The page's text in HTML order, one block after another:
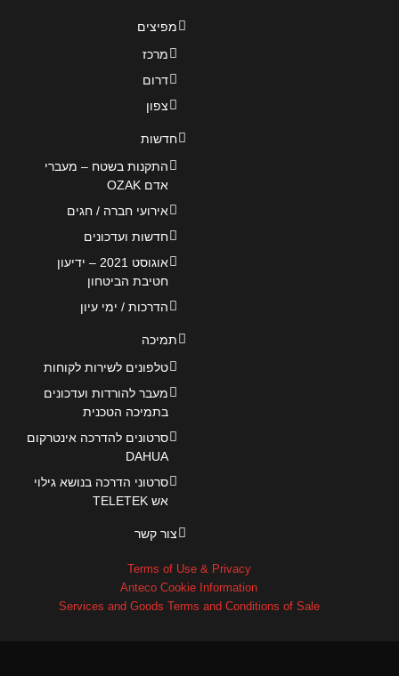
מפיצים
מרכז
דרום
צפון
חדשות
התקנות בשטח – מעברי
אדם OZAK
אירועי חברה / חגים
חדשות ועדכונים
אוגוסט 2021 – ידיעון
חטיבת הביטחון
הדרכות / ימי עיון
תמיכה
טלפונים לשירות לקוחות
מעבר להורדות ועדכונים
בתמיכה הטכנית
סרטונים להדרכה אינטרקום
DAHUA
סרטוני הדרכה בנושא גילוי
אש TELETEK
צור קשר
Terms of Use & Privacy
Anteco Cookie Information
Services and Goods Terms and Conditions of Sale